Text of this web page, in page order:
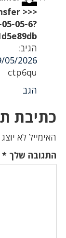
>>>
05-6?
הגיב:
19/05/2026 בשעה
ctp6qu
הגב
כתיבת
האימייל לא
התגובה שלך *